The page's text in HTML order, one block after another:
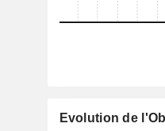
Evolution de